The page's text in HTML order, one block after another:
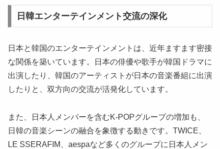
日韓エンターテインメント交流の深化
日本と韓国のエンターテインメントは、近年ますます密接
な関係を築いています。日本の俳優や歌手が韓国ドラマに
出演したり、韓国のアーティストが日本の音楽番組に出演
したりと、双方向の交流が活発化しています。
また、日本人メンバーを含むK-POPグループの増加も、
日韓の音楽シーンの融合を象徴する動きです。TWICE、
LE SSERAFIM、aespaなど多くのグループに日本人メン